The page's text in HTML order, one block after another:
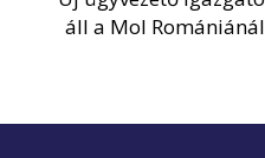
áll a Mol Romániánál